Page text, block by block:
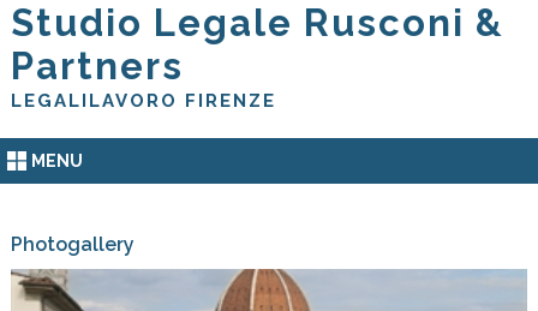
Studio Legale Rusconi &
Partners
LEGALILAVORO FIRENZE
MENU
Photogallery